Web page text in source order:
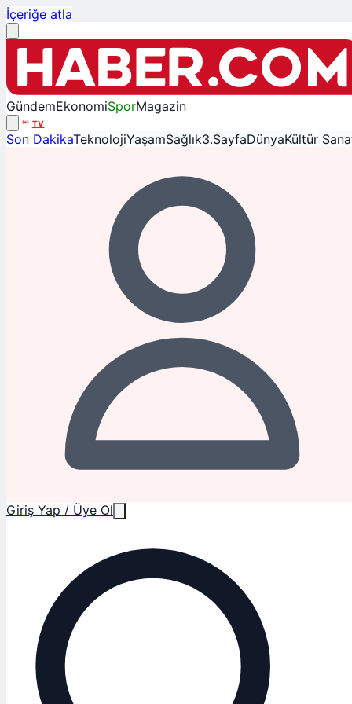
İçeriğe atla
GündemEkonomiSporMagazin
TV
Son DakikaTeknolojiYaşamSağlık3.SayfaDünyaKültür
Giriş Yap / Üye Ol